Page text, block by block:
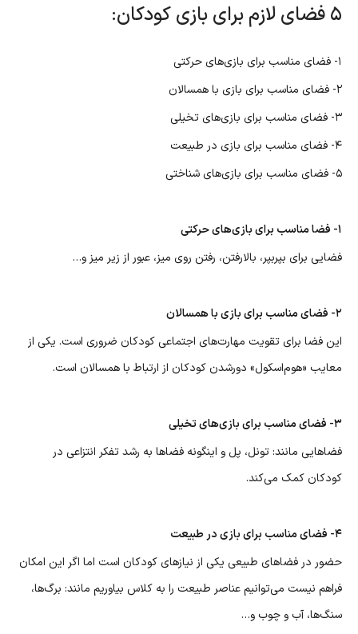
۵ فضای لازم برای بازی کودکان:
۱- فضای مناسب برای بازی‌های حرکتی
۲- فضای مناسب برای بازی با همسالان
۳- فضای مناسب برای بازی‌های تخیلی
۴- فضای مناسب برای بازی در طبیعت
۵- فضای مناسب برای بازی‌های شناختی
۱- فضا مناسب برای بازی‌های حرکتی
فضایی برای بپربپر، بالارفتن، رفتن روی میز، عبور از زیر میز و…
۲- فضای مناسب برای بازی با همسالان
این فضا برای تقویت مهارت‌های اجتماعی کودکان ضروری است. یکی از
معایب «هوم‌اسکول» دورشدن کودکان از ارتباط با همسالان است.
۳- فضای مناسب برای بازی‌های تخیلی
فضاهایی مانند: تونل، پل و اینگونه فضاها به رشد تفکر انتزاعی در
کودکان کمک می‌کند.
۴- فضای مناسب برای بازی در طبیعت
حضور در فضاهای طبیعی یکی از نیازهای کودکان است اما اگر این امکان
فراهم نیست می‌توانیم عناصر طبیعت را به کلاس بیاوریم مانند: برگ‌ها،
سنگ‌ها، آب و چوب و…